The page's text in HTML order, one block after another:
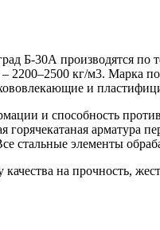
Б-30А производятся
2200–2500 кг/м3. Марка
и
и способность
горячекатаная
стальные элементы
на прочность,